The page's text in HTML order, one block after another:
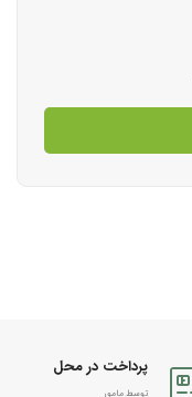
پرداخت در محل
توسط مامور